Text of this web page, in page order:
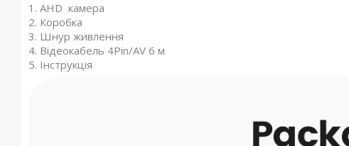
1. AHD камера
2. Коробка
3. Шнур живлення
4. Відеокабель 4Pin/AV 6 м
5. Інструкція